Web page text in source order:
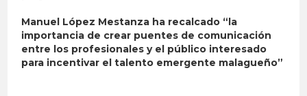
Manuel López Mestanza ha recalcado “la
importancia de crear puentes de comunicación
entre los profesionales y el público interesado
para incentivar el talento emergente malagueño”